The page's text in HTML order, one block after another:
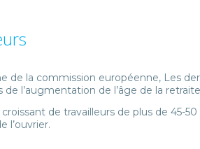
de la commission européenne, Les
l’augmentation de l’âge de la
de travailleurs de plus de 45-
l’ouvrier.